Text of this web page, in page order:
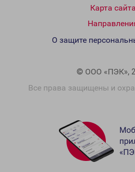
Карта сайта
© ООО «ПЭК»,
Все права защищены и
О защите